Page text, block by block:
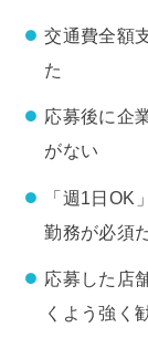
交通費全額
た
応募後に企
がない
「週1日OK
勤務が必須
応募した店
くよう強く